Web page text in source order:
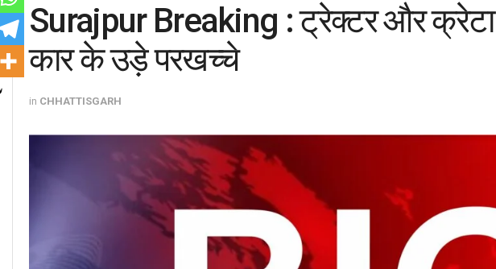
Surajpur Breaking : ट्रेक्टर और क्रेटा
कार के उड़े परखच्चे
in CHHATTISGARH